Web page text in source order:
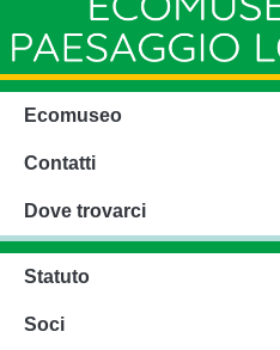
Ecomuseo
Contatti
Dove trovarci
Statuto
Soci